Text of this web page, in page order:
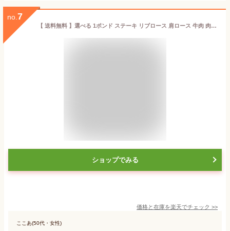
no. 7
【 送料無料 】選べる 1ポンド ステーキ リブロース 肩ロース 牛肉 肉 塊 ステーキ 厚切り ステーキ肉 赤身 ステーキ ブロック お取り寄せグルメ キャンプ BBQ バーベキュー
ショップでみる
価格と在庫を楽天でチェック >>
ここあ(50代・女性)